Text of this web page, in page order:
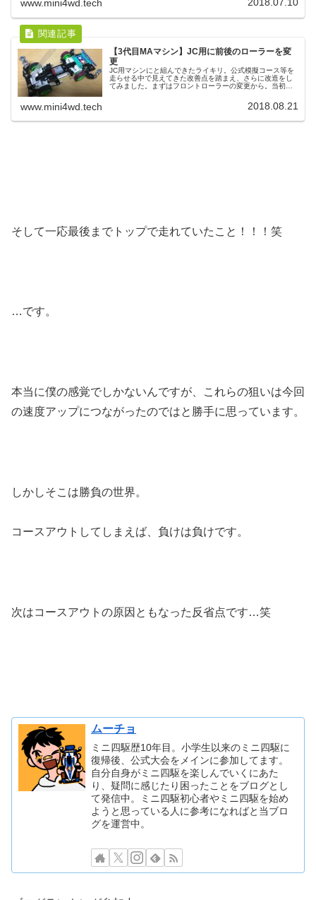
www.mini4wd.tech 2018.07.10
【3代目MAマシン】JC用に前後のローラーを変
更
JC用マシンにと組んできたライキリ。公式模擬コース等を
走らせる中で見えてきた改善点を踏まえ、さらに改造をし
てみました。まずはフロントローラーの変更から。当初付
www.mini4wd.tech 2018.08.21
そして一応最後までトップで走れていたこと！！！笑
…です。
本当に僕の感覚でしかないんですが、これらの狙いは今回
の速度アップにつながったのではと勝手に思っています。
しかしそこは勝負の世界。
コースアウトしてしまえば、負けは負けです。
次はコースアウトの原因ともなった反省点です…笑
ムーチョ
ミニ四駆歴10年目。小学生以来のミニ四駆に
復帰後、公式大会をメインに参加してます。
自分自身がミニ四駆を楽しんでいくにあた
り、疑問に感じたり困ったことをブログとし
て発信中。ミニ四駆初心者やミニ四駆を始め
ようと思っている人に参考になればと当ブロ
グを運営中。